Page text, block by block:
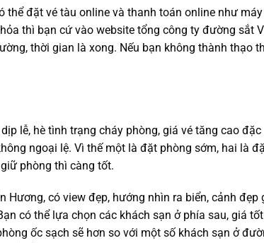
đặt vé tàu online và thanh toán online như máy
thì bạn cứ vào website tổng công ty đường sắt
thời gian là xong. Nếu bạn không thành thạo
lễ, hè tình trạng cháy phòng, giá vé tăng cao đặc
ngoại lệ. Vì thế một là đặt phòng sớm, hai là
phòng thì càng tốt.
có view đẹp, hướng nhìn ra biển, cảnh đẹp
có thể lựa chọn các khách sạn ở phía sau, giá
ốc sạch sẽ hơn so với một số khách sạn ở